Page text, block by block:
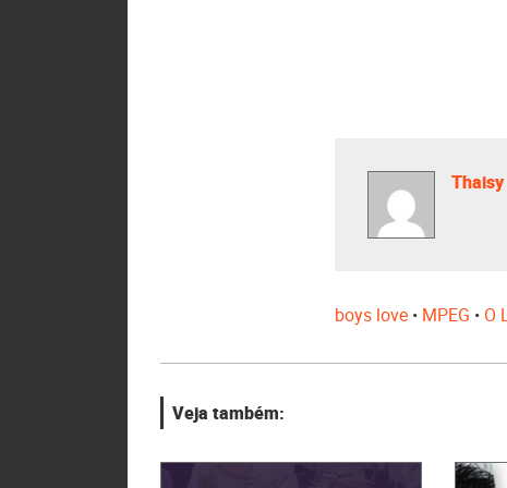
Thaisy
boys love • MPEG • O
Veja também: